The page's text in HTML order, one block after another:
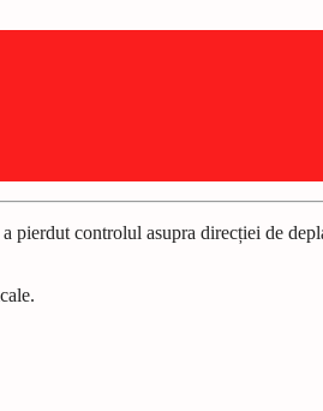
controlul asupra direcției de